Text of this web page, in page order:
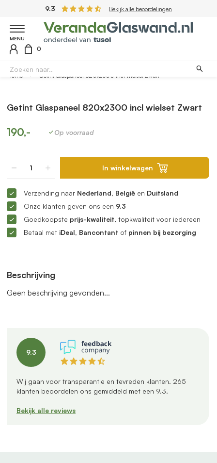
9.3 Bekijk alle beoordelingen
MENU
0
Home Getint Glaspaneel 820x2300 incl wielset Zwart
Beschrijving
Geen beschrijving gevonden...
9.3
Wij gaan voor transparantie en tevreden klanten. 265
klanten beoordelen ons gemiddeld met een 9.3.
Bekijk alle reviews
Getint Glaspaneel 820x2300 incl wielset Zwart
190,- Op voorraad
In winkelwagen
Verzending naar Nederland, België en Duitsland
Onze klanten geven ons een 9.3
Goedkoopste prijs-kwaliteit, topkwaliteit voor iedereen
Betaal met iDeal, Bancontant of pinnen bij bezorging